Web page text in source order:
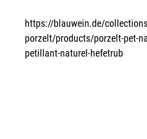
https://blauwein.de/
porzelt/products/porzelt-pet-
petillant-naturel-hefetrub